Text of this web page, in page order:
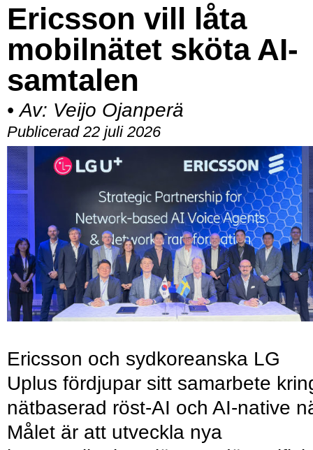
Ericsson vill låta
mobilnätet sköta AI-
samtalen
• Av: Veijo Ojanperä
Publicerad 22 juli 2026
Ericsson och sydkoreanska LG
Uplus fördjupar sitt samarbete
nätbaserad röst-AI och AI-native
Målet är att utveckla nya